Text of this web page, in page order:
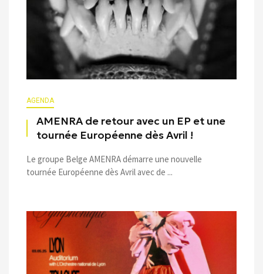
AGENDA
AMENRA de retour avec un EP et une
tournée Européenne dès Avril !
Le groupe Belge AMENRA démarre une nouvelle
tournée Européenne dès Avril avec de ...